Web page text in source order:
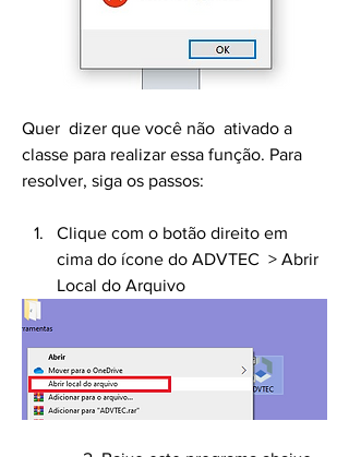
Quer  dizer que você não  ativado a
classe para realizar essa função. Para
resolver, siga os passos:
Clique com o botão direito em
cima do ícone do ADVTEC  > Abrir
Local do Arquivo